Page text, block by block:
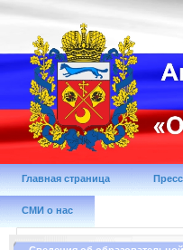
Главная страница
СМИ о нас